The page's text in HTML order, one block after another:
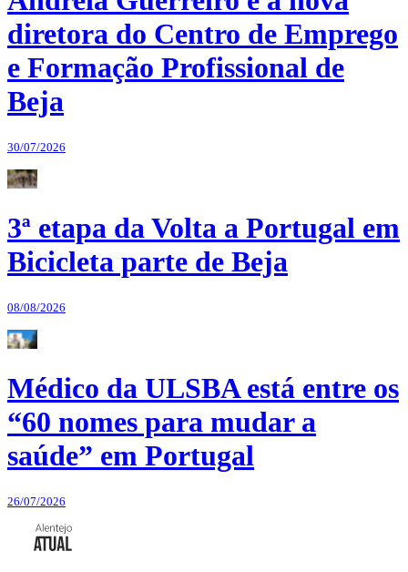
diretora do Centro de Emprego
e Formação Profissional de
Beja
30/07/2026
3ª etapa da Volta a Portugal em
Bicicleta parte de Beja
08/08/2026
Médico da ULSBA está entre os
“60 nomes para mudar a
saúde” em Portugal
26/07/2026